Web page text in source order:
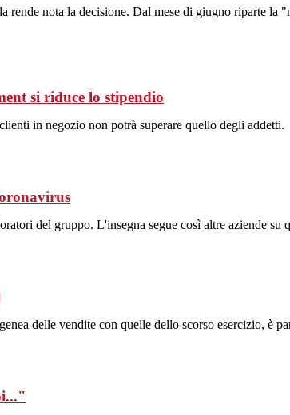
rende nota la decisione. Dal mese di giugno riparte
si riduce lo stipendio
in negozio non potrà superare quello degli addetti.
del gruppo. L'insegna segue così altre aziende su
delle vendite con quelle dello scorso esercizio, è